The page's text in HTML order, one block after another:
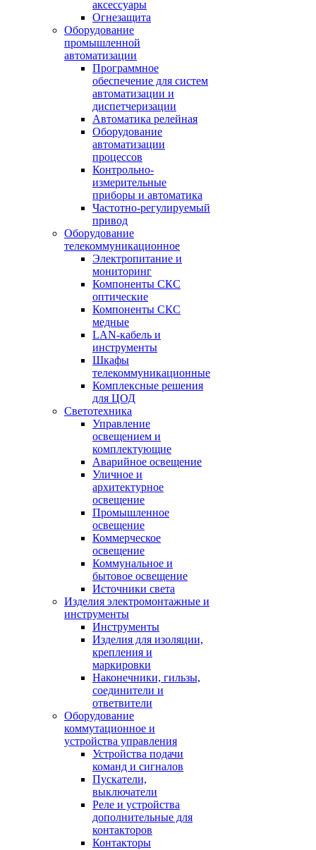
аксессуары
Огнезащита
Оборудование
промышленной
автоматизации
Программное
обеспечение для систем
автоматизации и
диспетчеризации
Автоматика релейная
Оборудование
автоматизации
процессов
Контрольно-
измерительные
приборы и автоматика
Частотно-регулируемый
привод
Оборудование
телекоммуникационное
Электропитание и
мониторинг
Компоненты СКС
оптические
Компоненты СКС
медные
LAN-кабель и
инструменты
Шкафы
телекоммуникационные
Комплексные решения
для ЦОД
Светотехника
Управление
освещением и
комплектующие
Аварийное освещение
Уличное и
архитектурное
освещение
Промышленное
освещение
Коммерческое
освещение
Коммунальное и
бытовое освещение
Источники света
Изделия электромонтажные и
инструменты
Инструменты
Изделия для изоляции,
крепления и
маркировки
Наконечники, гильзы,
соединители и
ответвители
Оборудование
коммутационное и
устройства управления
Устройства подачи
команд и сигналов
Пускатели,
выключатели
Реле и устройства
дополнительные для
контакторов
Контакторы